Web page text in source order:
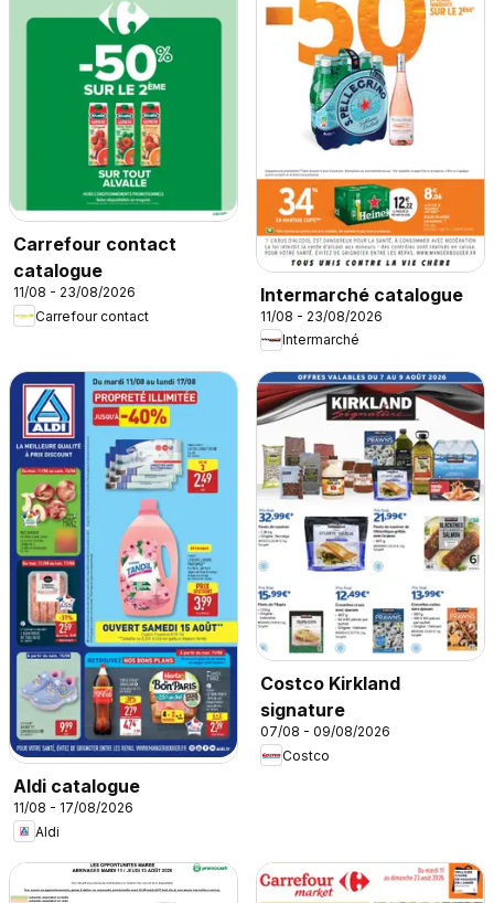
Carrefour contact
catalogue
11/08 - 23/08/2026
Carrefour contact
Intermarché catalogue
11/08 - 23/08/2026
Intermarché
Aldi catalogue
11/08 - 17/08/2026
Aldi
Costco Kirkland
signature
07/08 - 09/08/2026
Costco